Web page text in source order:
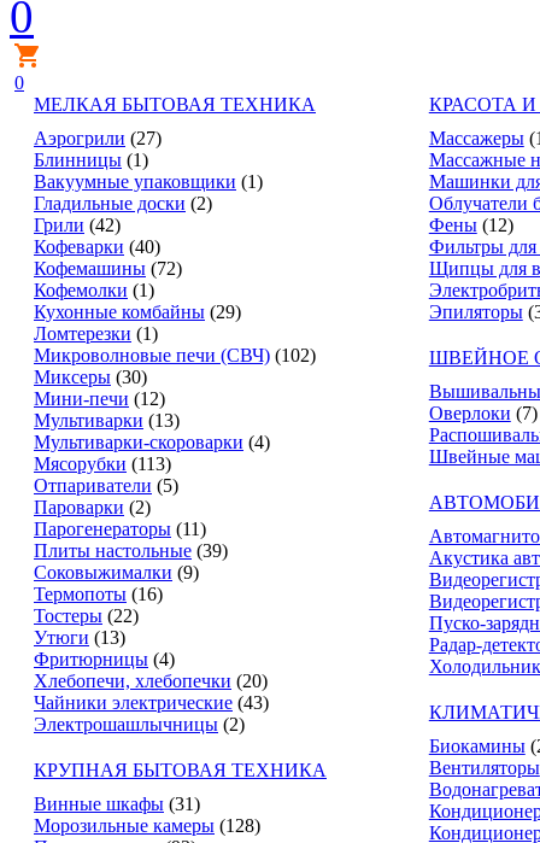
0
0
МЕЛКАЯ БЫТОВАЯ ТЕХНИКА
Аэрогрили (27)
Блинницы (1)
Вакуумные упаковщики (1)
Гладильные доски (2)
Грили (42)
Кофеварки (40)
Кофемашины (72)
Кофемолки (1)
Кухонные комбайны (29)
Ломтерезки (1)
Микроволновые печи (СВЧ) (102)
Миксеры (30)
Мини-печи (12)
Мультиварки (13)
Мультиварки-скороварки (4)
Мясорубки (113)
Отпариватели (5)
Пароварки (2)
Парогенераторы (11)
Плиты настольные (39)
Соковыжималки (9)
Термопоты (16)
Тостеры (22)
Утюги (13)
Фритюрницы (4)
Хлебопечи, хлебопечки (20)
Чайники электрические (43)
Электрошашлычницы (2)
КРУПНАЯ БЫТОВАЯ ТЕХНИКА
Винные шкафы (31)
Морозильные камеры (128)
КРАСОТА И
Массажеры
Массажные
Машинки
Облучатели
Фены (12)
Фильтры
Щипцы для
Эпиляторы
ШВЕЙНОЕ
Оверлоки (7)
Швейные
Акустика
Пуско-
Радар-
Биокамины
Вентиляторы